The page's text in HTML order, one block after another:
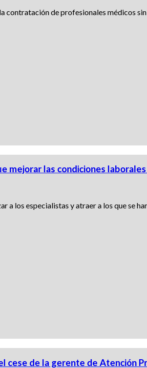
contratación de profesionales médicos
mejorar las condiciones
a los especialistas y atraer a los que se
cese de la gerente de Atención